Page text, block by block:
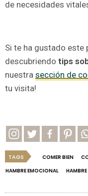
de necesidades
Si te ha gustado este
descubriendo tips
nuestra sección de
tu visita!
TAGS COMER BIEN
HAMBRE EMOCIONAL